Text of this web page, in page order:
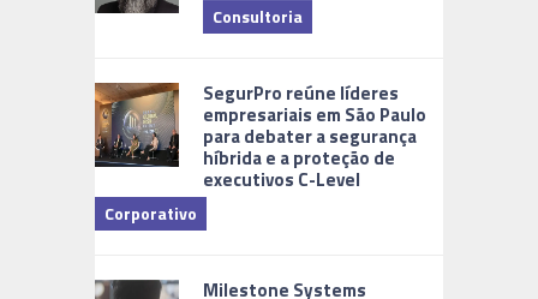
Consultoria
SegurPro reúne líderes
empresariais em São Paulo
para debater a segurança
híbrida e a proteção de
executivos C-Level
Corporativo
Milestone Systems